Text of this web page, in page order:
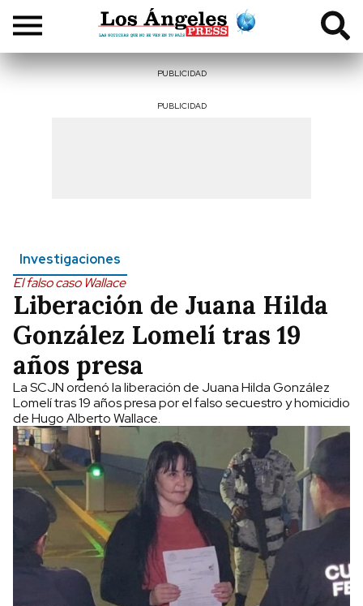
PUBLICIDAD
PUBLICIDAD
Investigaciones
El falso caso Wallace
Liberación de Juana Hilda
González Lomelí tras 19
años presa
La SCJN ordenó la liberación de Juana Hilda González
Lomelí tras 19 años presa por el falso secuestro y homicidio
de Hugo Alberto Wallace.